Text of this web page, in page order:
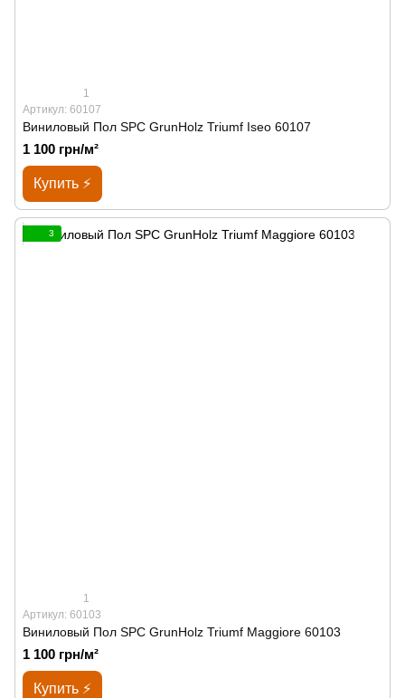
1
Артикул: 60107
Виниловый Пол SPС GrunHolz Triumf Iseo 60107
1 100 грн/м²
Купить ⚡
3
1
Артикул: 60103
Виниловый Пол SPС GrunHolz Triumf Maggiore 60103
1 100 грн/м²
Купить ⚡